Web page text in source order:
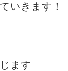
いきます！
ます